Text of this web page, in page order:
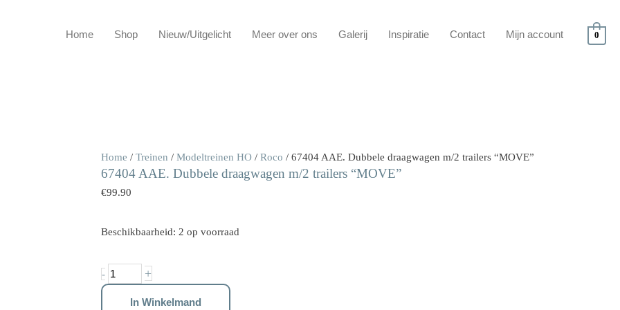
Home Shop Nieuw/Uitgelicht Meer over ons Galerij Inspiratie Contact Mijn account 0
Home / Treinen / Modeltreinen HO/ Roco / 67404 AAE. Dubbele draagwagen m/2 trailers “MOVE”
67404 AAE. Dubbele draagwagen m/2 trailers “MOVE”
€99.90
Beschikbaarheid: 2 op voorraad
-
67404
AAE.
Dubbele
aantal
+
In Winkelmand